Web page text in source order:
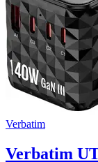
Verbatim
Verbatim